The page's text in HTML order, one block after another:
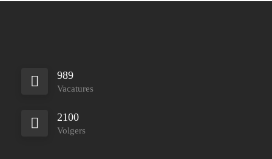
989
Vacatures
2100
Volgers